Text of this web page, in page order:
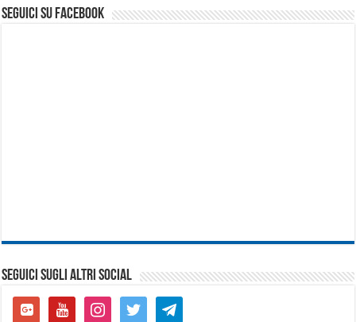
seguici su facebook
SEGUICI SUGLI ALTRI SOCIAL
google-
plus-
youtubeinstagramtwitter telegram